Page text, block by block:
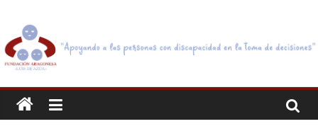
contenido
FUNDACIÓN
ARAGONESA
LUIS